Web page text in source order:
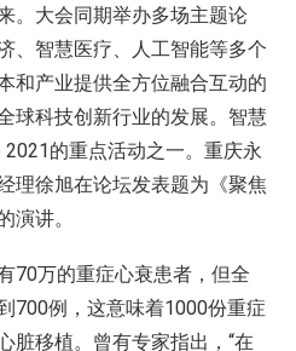
。大会同期举办多场主题论
、智慧医疗、人工智能等多个
和产业提供全方位融合互动的
球科技创新行业的发展。智慧
2021的重点活动之一。重庆永
理徐旭在论坛发表题为《聚焦
演讲。
70万的重症心衰患者，但全
700例，这意味着1000份重症
脏移植。曾有专家指出，“在